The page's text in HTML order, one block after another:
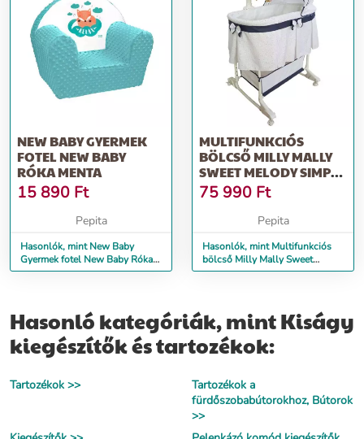
NEW BABY GYERMEK
FOTEL NEW BABY
RÓKA MENTA
15 890 Ft
Pepita
Hasonlók, mint New Baby
Gyermek fotel New Baby Róka
menta
MULTIFUNKCIÓS
BÖLCSŐ MILLY MALLY
SWEET MELODY SIMPLE
GRAY
75 990 Ft
Pepita
Hasonlók, mint Multifunkciós
bölcső Milly Mally Sweet
Melody simple gray
Hasonló kategóriák, mint Kiságy
kiegészítők és tartozékok:
Tartozékok >>
Tartozékok a
fürdőszobabútorokhoz, Bútorok
>>